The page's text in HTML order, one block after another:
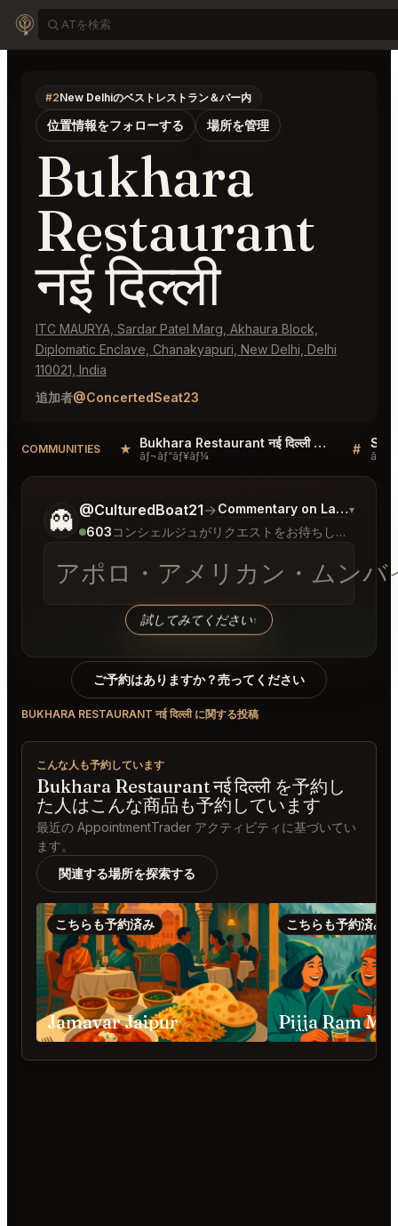
#2New Delhiのベストレストラン＆バー内
位置情報をフォローする 場所を管理
Bukhara
Restaurant
नई दिल्ली
ITC MAURYA, Sardar Patel Marg, Akhaura Block,
Diplomatic Enclave, Chanakyapuri, New Delhi, Delhi
110021, India
追加者@ConcertedSeat23
COMMUNITIES ★ Bukhara Restaurant नई दिल्ली Reviews
ãƒ¬ãƒ“ãƒ¥ãƒ¼ #
👻 @CulturedBoat21→Commentary on Latest Bids
▾
603 コンシェルジュがリクエストをお待ちしています
アポロ・アメリカン・ムンバ
試してみてください↑
ご希望についてもう少し詳しく教えてください。
ご予約はありますか？売ってください
BUKHARA RESTAURANT नई दिल्ली に関する投稿
こんな人も予約しています
Bukhara Restaurant नई दिल्ली を予約し
た人はこんな商品も予約しています
最近の AppointmentTrader アクティビティに基づいてい
ます。
関連する場所を探索する
こちらも予約済み
Jamavar Jaipur
こちらも予約済み